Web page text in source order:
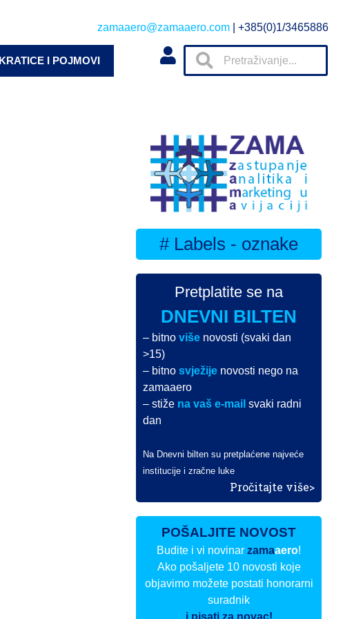
zamaaero@zamaaero.com | +385(0)1/3465886
KRATICE I POJMOVI
# Labels - oznake
Pretplatite se na
DNEVNI BILTEN
– bitnoviše novosti (svaki dan
>15)
– bitnosvježije novosti nego na
zamaaero
– stiže na vaš e-mail svaki radni
dan
Na Dnevni bilten su pretplaćene najveće
institucije i zračne luke
Pročitajte više>
POŠALJITE NOVOST
Budite i vi novinarzamaaero!
Ako pošaljete 10 novosti koje
objavimo možete postati honorarni
suradnik
i pisati za novac!